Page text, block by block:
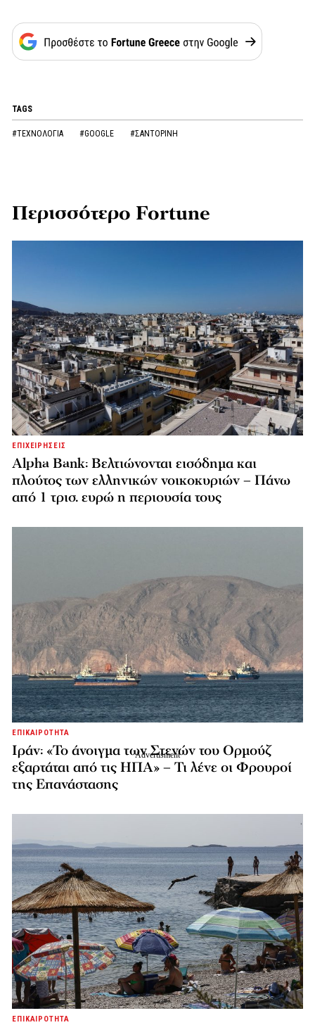
TAGS
#ΤΕΧΝΟΛΟΓΙΑ #GOOGLE #ΣΑΝΤΟΡΙΝΗ
Περισσότερο Fortune
ΕΠΙΧΕΙΡΗΣΕΙΣ
Alpha Bank: Βελτιώνονται εισόδημα και
πλούτος των ελληνικών νοικοκυριών – Πάνω
από 1 τρισ. ευρώ η περιουσία τους
ΕΠΙΚΑΙΡΟΤΗΤΑ
Ιράν: «Το άνοιγμα των Στενών του Ορμούζ
εξαρτάται από τις ΗΠΑ» – Τι λένε οι Φρουροί
της Επανάστασης
ΕΠΙΚΑΙΡΟΤΗΤΑ